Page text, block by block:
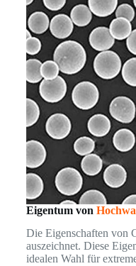
Eigentum von
Die Eigenschaften von
auszeichnet. Diese
idealen Wahl für